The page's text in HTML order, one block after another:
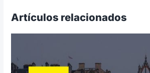
Artículos relacionados